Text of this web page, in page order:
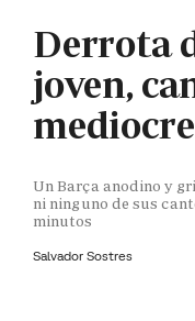
Derrota
joven,
mediocre
Un Barça anodino y
ni ninguno de sus
minutos
Salvador Sostres